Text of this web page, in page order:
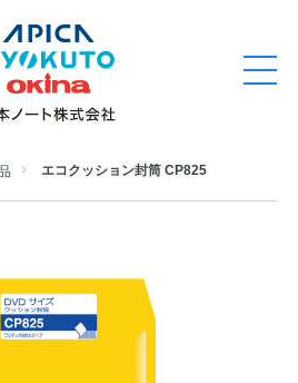
閉
インダー
エコクッション封筒 CP825